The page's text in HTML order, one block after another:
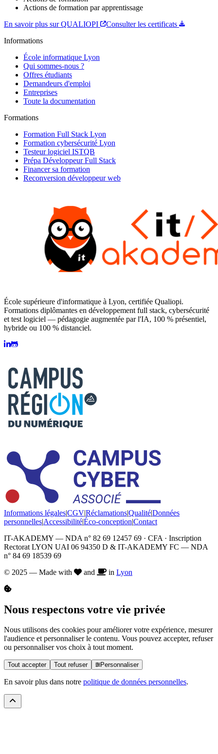
Actions de formation par apprentissage
En savoir plus sur QUALIOPI
Consulter les certificats
Informations
École informatique Lyon
Qui sommes-nous ?
Offres étudiants
Demandeurs d'emploi
Entreprises
Toute la documentation
Formations
Formation Full Stack Lyon
Formation cybersécurité Lyon
Testeur logiciel ISTQB
Prépa Développeur Full Stack
Financer sa formation
Reconversion développeur web
École supérieure d'informatique à Lyon, certifiée Qualiopi.
Formations diplômantes en développement full stack, cybersécurité
et test logiciel — pédagogie augmentée par l'IA, 100 % présentiel,
hybride ou 100 % distanciel.
Informations légales|CGV|Réclamations|Qualité|Données
personnelles|Accessibilité|Éco-conception|Contact
IT-AKADEMY — NDA n° 82 69 12457 69 · CFA · Inscription
Rectorat LYON UAI 06 94350 D & IT-AKADEMY FC — NDA
n° 84 69 18539 69
© 2025 — Made with
and in Lyon
Nous respectons votre vie privée
Nous utilisons des cookies pour améliorer votre expérience, mesurer
l'audience et personnaliser le contenu. Vous pouvez accepter, refuser
ou personnaliser vos choix à tout moment.
Tout accepter Tout refuser Personnaliser
En savoir plus dans notre politique de données personnelles.